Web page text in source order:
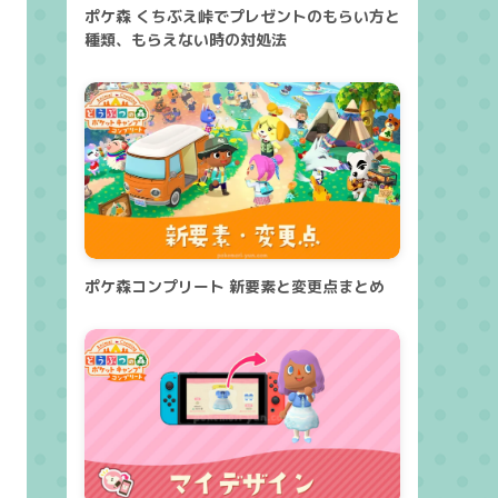
ポケ森 くちぶえ峠でプレゼントのもらい方と
種類、もらえない時の対処法
ポケ森コンプリート 新要素と変更点まとめ